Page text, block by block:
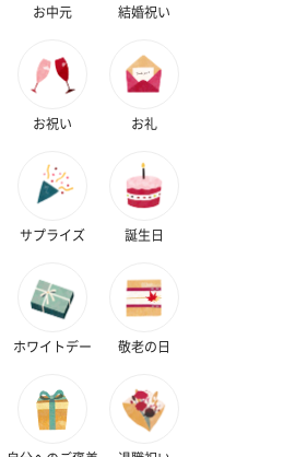
お中元 結婚祝い
お祝い お礼
サプライズ 誕生日
ホワイトデー 敬老の日